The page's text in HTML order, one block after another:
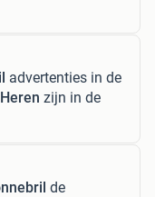
advertenties in de
zijn in de
de